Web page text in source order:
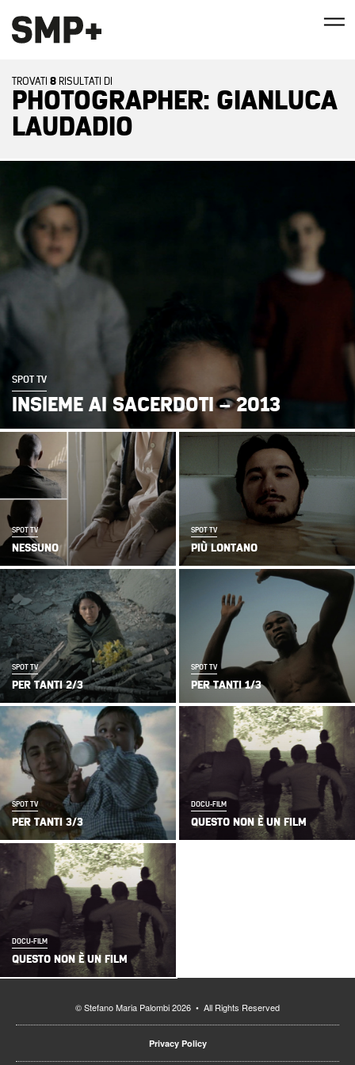
TROVATI 8 RISULTATI DI
PHOTOGRAPHER: GIANLUCA
LAUDADIO
SPOT TV
INSIEME AI SACERDOTI – 2013
SPOT TV
NESSUNO
SPOT TV
PIÙ LONTANO
SPOT TV
PER TANTI 2/3
SPOT TV
PER TANTI 1/3
SPOT TV
PER TANTI 3/3
DOCU-FILM
QUESTO NON È UN FILM
DOCU-FILM
QUESTO NON È UN FILM
© Stefano Maria Palombi 2026 • All Rights Reserved
Privacy Policy